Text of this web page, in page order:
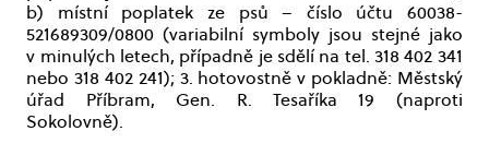
b) místní poplatek ze psů – číslo účtu 60038-
521689309/0800 (variabilní symboly jsou stejné jako
v minulých letech, případně je sdělí na tel. 318 402 341
nebo 318 402 241); 3. hotovostně v pokladně: Městský
úřad Příbram, Gen. R. Tesaříka 19 (naproti
Sokolovně).